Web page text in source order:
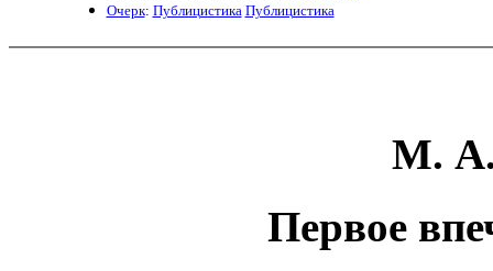
Очерк: Публицистика Публицистика
М.
Первое